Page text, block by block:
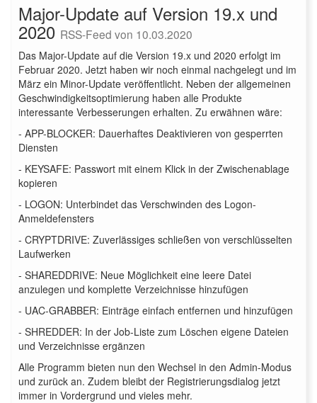
Major-Update auf Version 19.x und
2020 RSS-Feed von 10.03.2020
Das Major-Update auf die Version 19.x und 2020 erfolgt im
Februar 2020. Jetzt haben wir noch einmal nachgelegt und im
März ein Minor-Update veröffentlicht. Neben der allgemeinen
Geschwindigkeitsoptimierung haben alle Produkte
interessante Verbesserungen erhalten. Zu erwähnen wäre:
- APP-BLOCKER: Dauerhaftes Deaktivieren von gesperrten
Diensten
- KEYSAFE: Passwort mit einem Klick in der Zwischenablage
kopieren
- LOGON: Unterbindet das Verschwinden des Logon-
Anmeldefensters
- CRYPTDRIVE: Zuverlässiges schließen von verschlüsselten
Laufwerken
- SHAREDDRIVE: Neue Möglichkeit eine leere Datei
anzulegen und komplette Verzeichnisse hinzufügen
- UAC-GRABBER: Einträge einfach entfernen und hinzufügen
- SHREDDER: In der Job-Liste zum Löschen eigene Dateien
und Verzeichnisse ergänzen
Alle Programm bieten nun den Wechsel in den Admin-Modus
und zurück an. Zudem bleibt der Registrierungsdialog jetzt
immer in Vordergrund und vieles mehr.